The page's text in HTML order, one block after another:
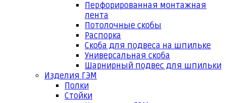
Перфорированная монтажная
лента
Потолочные скобы
Распорка
Скоба для подвеса на шпильке
Универсальная скоба
Шарнирный подвес для шпильки
Изделия ГЭМ
Полки
Стойки